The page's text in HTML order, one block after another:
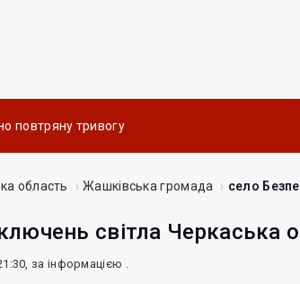
повтряну тривогу
область Жашківська громада село
світла Черкаська
за інформацією .